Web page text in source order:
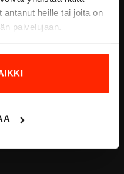
antanut heille tai joita on
palvelujaan.